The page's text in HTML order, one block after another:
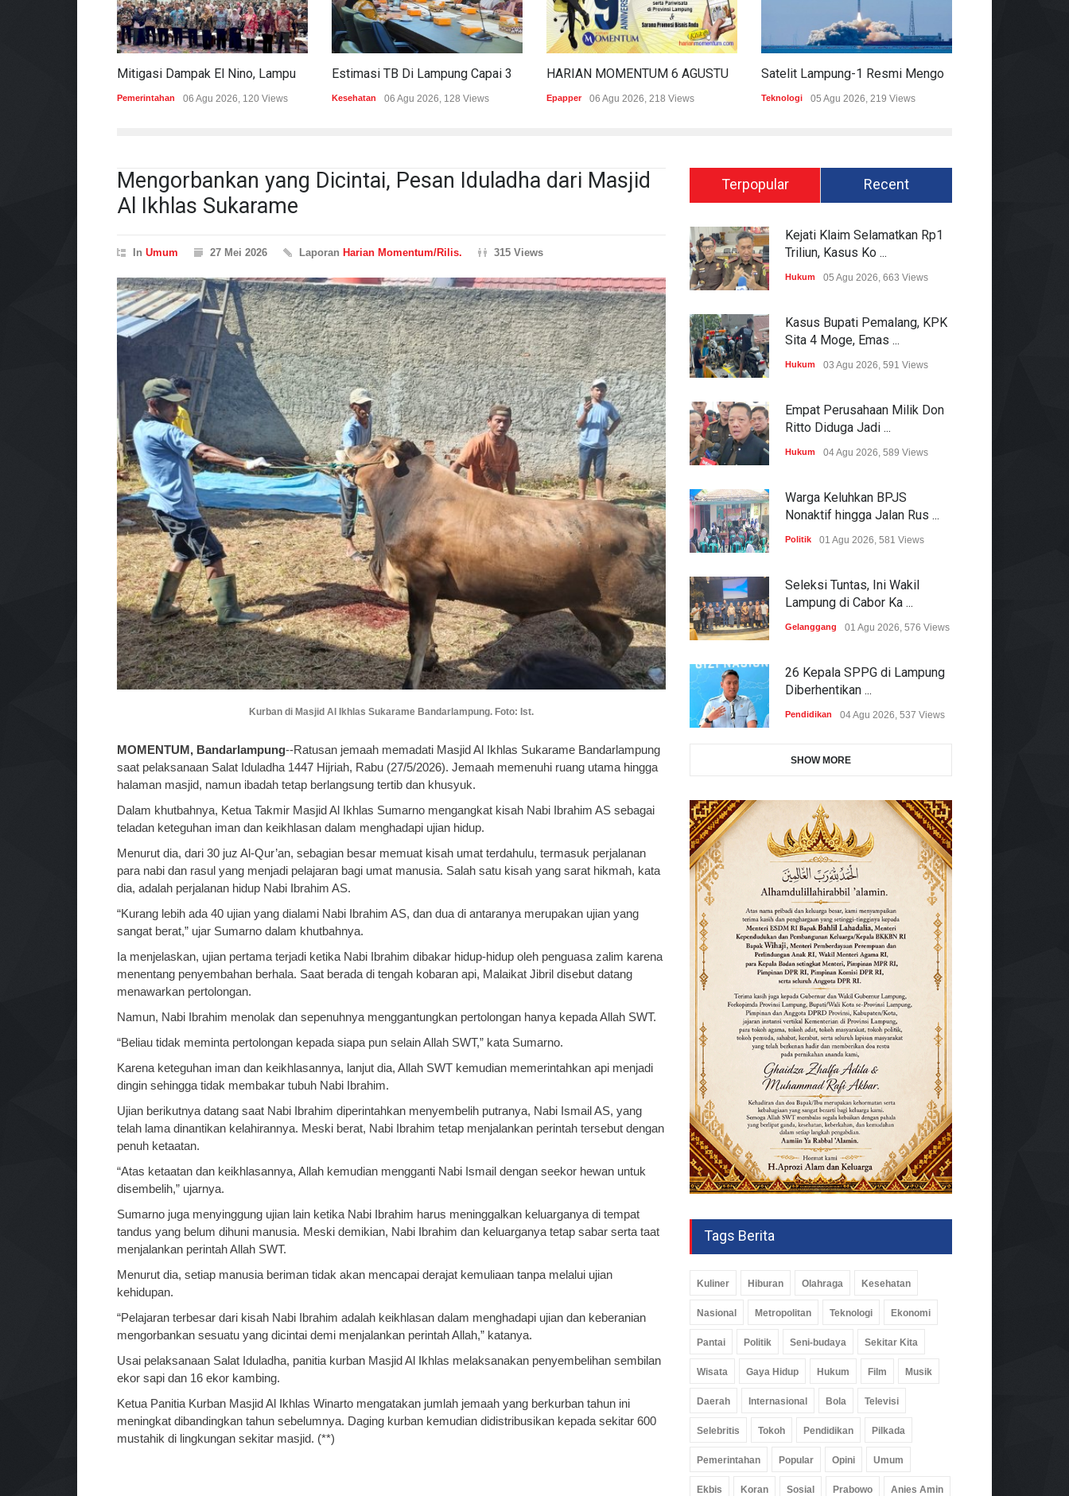
Pemerintahan 06 Agu 2026, 120 Views Kesehatan 06 Agu 2026, 128 Views Epapper 06 Agu 2026, 218 Views Teknologi 05 Agu 2026, 219 Views
Mengorbankan yang Dicintai, Pesan Iduladha dari Masjid
Al Ikhlas Sukarame
In Umum 27 Mei 2026 Laporan Harian Momentum/Rilis. 315 Views
Kurban di Masjid Al Ikhlas Sukarame Bandarlampung. Foto: Ist.
MOMENTUM, Bandarlampung--Ratusan jemaah memadati Masjid Al Ikhlas Sukarame Bandarlampung
saat pelaksanaan Salat Iduladha 1447 Hijriah, Rabu (27/5/2026). Jemaah memenuhi ruang utama hingga
halaman masjid, namun ibadah tetap berlangsung tertib dan khusyuk.
Dalam khutbahnya, Ketua Takmir Masjid Al Ikhlas Sumarno mengangkat kisah Nabi Ibrahim AS sebagai
teladan keteguhan iman dan keikhlasan dalam menghadapi ujian hidup.
Menurut dia, dari 30 juz Al-Qur’an, sebagian besar memuat kisah umat terdahulu, termasuk perjalanan
para nabi dan rasul yang menjadi pelajaran bagi umat manusia. Salah satu kisah yang sarat hikmah, kata
dia, adalah perjalanan hidup Nabi Ibrahim AS.
“Kurang lebih ada 40 ujian yang dialami Nabi Ibrahim AS, dan dua di antaranya merupakan ujian yang
sangat berat,” ujar Sumarno dalam khutbahnya.
Ia menjelaskan, ujian pertama terjadi ketika Nabi Ibrahim dibakar hidup-hidup oleh penguasa zalim karena
menentang penyembahan berhala. Saat berada di tengah kobaran api, Malaikat Jibril disebut datang
menawarkan pertolongan.
Namun, Nabi Ibrahim menolak dan sepenuhnya menggantungkan pertolongan hanya kepada Allah SWT.
“Beliau tidak meminta pertolongan kepada siapa pun selain Allah SWT,” kata Sumarno.
Karena keteguhan iman dan keikhlasannya, lanjut dia, Allah SWT kemudian memerintahkan api menjadi
dingin sehingga tidak membakar tubuh Nabi Ibrahim.
Ujian berikutnya datang saat Nabi Ibrahim diperintahkan menyembelih putranya, Nabi Ismail AS, yang
telah lama dinantikan kelahirannya. Meski berat, Nabi Ibrahim tetap menjalankan perintah tersebut dengan
penuh ketaatan.
“Atas ketaatan dan keikhlasannya, Allah kemudian mengganti Nabi Ismail dengan seekor hewan untuk
disembelih,” ujarnya.
Sumarno juga menyinggung ujian lain ketika Nabi Ibrahim harus meninggalkan keluarganya di tempat
tandus yang belum dihuni manusia. Meski demikian, Nabi Ibrahim dan keluarganya tetap sabar serta taat
menjalankan perintah Allah SWT.
Menurut dia, setiap manusia beriman tidak akan mencapai derajat kemuliaan tanpa melalui ujian
kehidupan.
“Pelajaran terbesar dari kisah Nabi Ibrahim adalah keikhlasan dalam menghadapi ujian dan keberanian
mengorbankan sesuatu yang dicintai demi menjalankan perintah Allah,” katanya.
Usai pelaksanaan Salat Iduladha, panitia kurban Masjid Al Ikhlas melaksanakan penyembelihan sembilan
ekor sapi dan 16 ekor kambing.
Ketua Panitia Kurban Masjid Al Ikhlas Winarto mengatakan jumlah jemaah yang berkurban tahun ini
meningkat dibandingkan tahun sebelumnya. Daging kurban kemudian didistribusikan kepada sekitar 600
mustahik di lingkungan sekitar masjid. (**)
Terpopular Recent
Kejati Klaim Selamatkan Rp1
Triliun, Kasus Ko ...
Hukum 05 Agu 2026, 663 Views
Kasus Bupati Pemalang, KPK
Sita 4 Moge, Emas ...
Hukum 03 Agu 2026, 591 Views
Empat Perusahaan Milik Don
Ritto Diduga Jadi ...
Hukum 04 Agu 2026, 589 Views
Warga Keluhkan BPJS
Nonaktif hingga Jalan Rus ...
Politik 01 Agu 2026, 581 Views
Seleksi Tuntas, Ini Wakil
Lampung di Cabor Ka ...
Gelanggang 01 Agu 2026, 576 Views
26 Kepala SPPG di Lampung
Diberhentikan ...
Pendidikan 04 Agu 2026, 537 Views
SHOW MORE
Tags Berita
Kuliner Hiburan Olahraga Kesehatan
Nasional Metropolitan Teknologi Ekonomi
Pantai Politik Seni-budaya Sekitar Kita
Wisata Gaya Hidup Hukum Film Musik
Daerah Internasional Bola Televisi
Selebritis Tokoh Pendidikan Pilkada
Pemerintahan Popular Opini Umum
Ekbis Koran Sosial Prabowo Anies Amin